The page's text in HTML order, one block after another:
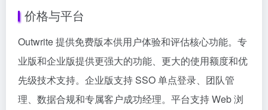
价格与平台
Outwrite 提供免费版本供用户体验和评估核心功能。专
业版和企业版提供更强大的功能、更大的使用额度和优
先级技术支持。企业版支持 SSO 单点登录、团队管
理、数据合规和专属客户成功经理。平台支持 Web 浏